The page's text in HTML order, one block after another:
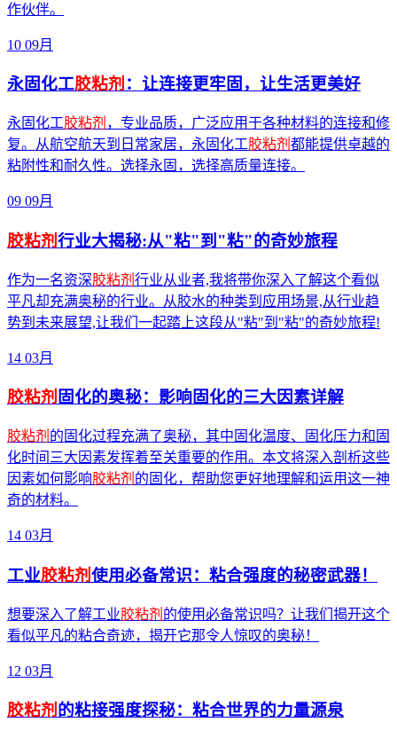
作伙伴。
10 09月
永固化工胶粘剂 ：让连接更牢固，让生活更美好
永固化工胶粘剂 ，专业品质，广泛应用于各种材料的连接和修
复。从航空航天到日常家居，永固化工胶粘剂 都能提供卓越的
粘附性和耐久性。选择永固，选择高质量连接。
09 09月
胶粘剂行业大揭秘:从"粘"到"粘"的奇妙旅程
作为一名资深胶粘剂 行业从业者,我将带你深入了解这个看似
平凡却充满奥秘的行业。从胶水的种类到应用场景,从行业趋
势到未来展望,让我们一起踏上这段从"粘"到"粘"的奇妙旅程!
14 03月
胶粘剂 固化的奥秘：影响固化的三大因素详解
胶粘剂 的固化过程充满了奥秘，其中固化温度、固化压力和固
化时间三大因素发挥着至关重要的作用。本文将深入剖析这些
因素如何影响胶粘剂 的固化，帮助您更好地理解和运用这一神
奇的材料。
14 03月
工业胶粘剂使用必备常识：粘合强度的秘密武器！
想要深入了解工业胶粘剂 的使用必备常识吗？让我们揭开这个
看似平凡的粘合奇迹，揭开它那令人惊叹的奥秘！
12 03月
胶粘剂的粘接强度探秘：粘合世界的力量源泉